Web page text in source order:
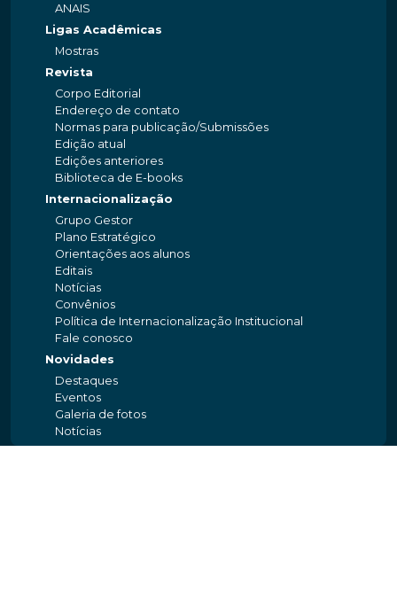
ANAIS
Ligas Acadêmicas
Mostras
Revista
Corpo Editorial
Endereço de contato
Normas para publicação/Submissões
Edição atual
Edições anteriores
Biblioteca de E-books
Internacionalização
Grupo Gestor
Plano Estratégico
Orientações aos alunos
Editais
Notícias
Convênios
Política de Internacionalização Institucional
Fale conosco
Novidades
Destaques
Eventos
Galeria de fotos
Notícias